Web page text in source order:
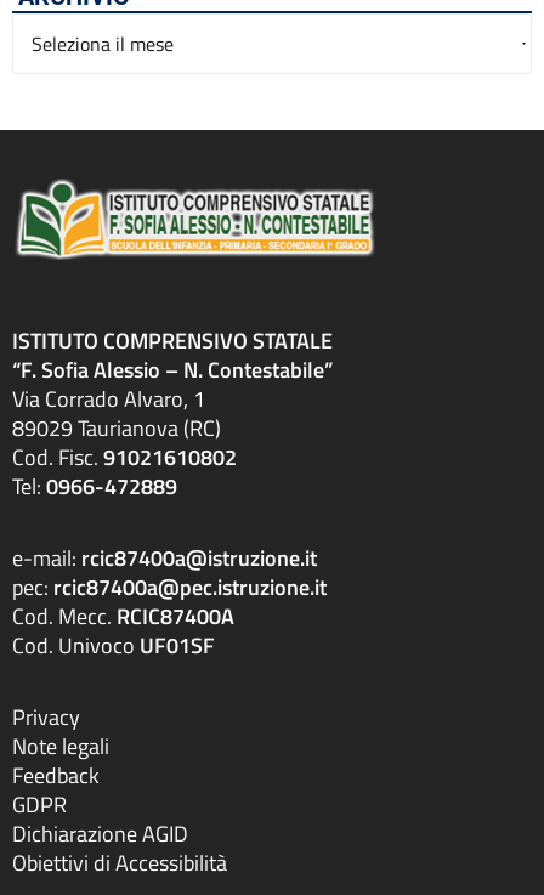
Archivio
ISTITUTO COMPRENSIVO STATALE
“F. Sofia Alessio – N. Contestabile”
Via Corrado Alvaro, 1
89029 Taurianova (RC)
Cod. Fisc.91021610802
Tel:0966-472889
e-mail: rcic87400a@istruzione.it
pec: rcic87400a@pec.istruzione.it
Cod. Mecc. RCIC87400A
Cod. Univoco UF01SF
Privacy
Note legali
Feedback
GDPR
Dichiarazione AGID
Obiettivi di Accessibilità